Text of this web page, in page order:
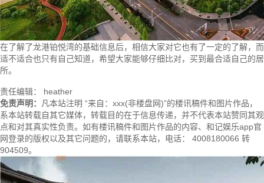
在了解了龙港铂悦湾的基础信息后，相信大家对它也有了一定的了解，而
适不适合也只有自己知道，希望大家能够仔细比对，买到最合适自己的居
所。
责任编辑： heather
免责声明：
凡本站注明 “来自：xxx(非楼盘网)”的楼讯稿件和图片作品，
系本站转载自其它媒体，转载目的在于信息传递，并不代表本站赞同其观
点和对其真实性负责。如有楼讯稿件和图片作品的内容、和记娱乐app官
网登录的版权以及其它问题的，请联系本站，电话： 4008180066 转
904509。